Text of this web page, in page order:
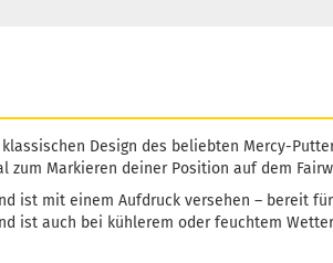
Design des beliebten Mercy-
zum Markieren deiner Position auf dem
ist mit einem Aufdruck versehen – bereit
ist auch bei kühlerem oder feuchtem